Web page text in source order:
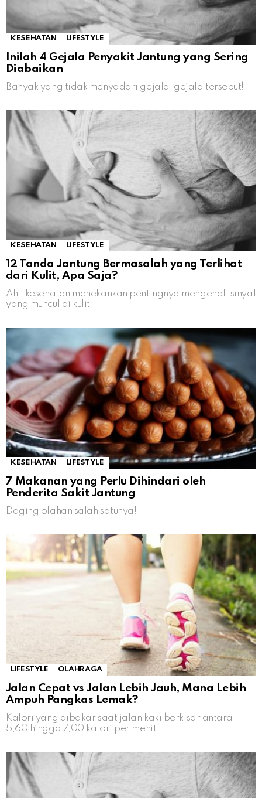
KESEHATAN LIFESTYLE
Inilah 4 Gejala Penyakit Jantung yang Sering
Diabaikan
Banyak yang tidak menyadari gejala-gejala tersebut!
KESEHATAN LIFESTYLE
12 Tanda Jantung Bermasalah yang Terlihat
dari Kulit, Apa Saja?
Ahli kesehatan menekankan pentingnya mengenali sinyal
yang muncul di kulit
KESEHATAN LIFESTYLE
7 Makanan yang Perlu Dihindari oleh
Penderita Sakit Jantung
Daging olahan salah satunya!
LIFESTYLE OLAHRAGA
Jalan Cepat vs Jalan Lebih Jauh, Mana Lebih
Ampuh Pangkas Lemak?
Kalori yang dibakar saat jalan kaki berkisar antara
5,60 hingga 7,00 kalori per menit